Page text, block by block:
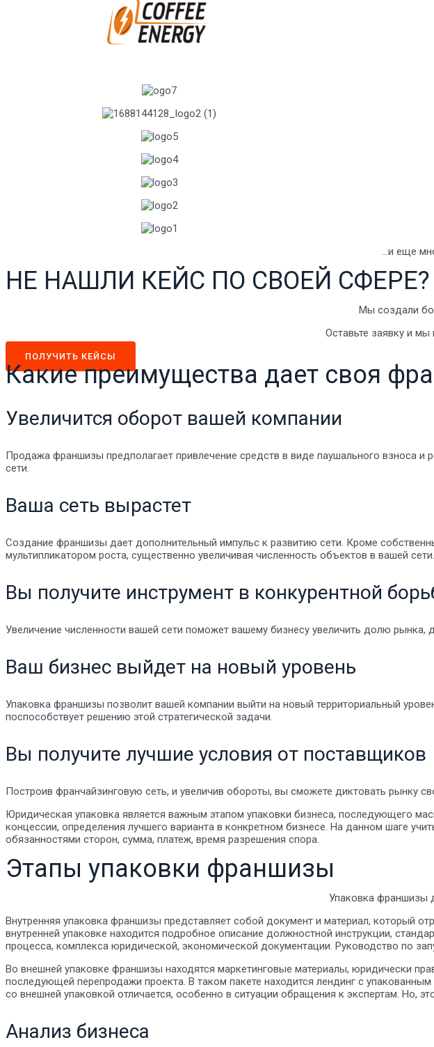
…и еще
НЕ НАШЛИ КЕЙС ПО СВОЕЙ СФЕРЕ?
Мы создали
Оставьте заявку и
ПОЛУЧИТЬ КЕЙСЫ
Какие преимущества дает своя
Увеличится оборот вашей компании
Продажа франшизы предполагает привлечение средств в виде паушального взноса
сети.
Ваша сеть вырастет
Создание франшизы дает дополнительный импульс к развитию сети. Кроме
мультипликатором роста, существенно увеличивая численность объектов в вашей сети.
Вы получите инструмент в конкурентной
Увеличение численности вашей сети поможет вашему бизнесу увеличить долю
Ваш бизнес выйдет на новый уровень
Упаковка франшизы позволит вашей компании выйти на новый территориальный
поспособствует решению этой стратегической задачи.
Вы получите лучшие условия от поставщиков
Построив франчайзинговую сеть, и увеличив обороты, вы сможете диктовать рынку
Юридическая упаковка является важным этапом упаковки бизнеса, последующего
концессии, определения лучшего варианта в конкретном бизнесе. На данном шаге
обязанностями сторон, сумма, платеж, время разрешения спора.
Этапы упаковки франшизы
Упаковка франшизы
Внутренняя упаковка франшизы представляет собой документ и материал, который
внутренней упаковке находится подробное описание должностной инструкции,
процесса, комплекса юридической, экономической документации. Руководство по
Во внешней упаковке франшизы находятся маркетинговые материалы, юридически
последующей перепродажи проекта. В таком пакете находится лендинг с
со внешней упаковкой отличается, особенно в ситуации обращения к экспертам. Но,
Анализ бизнеса